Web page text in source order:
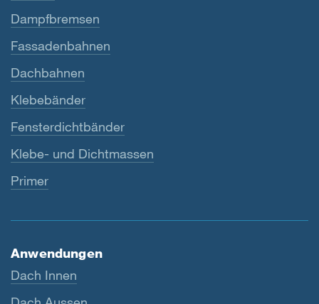
Dampfbremsen
Fassadenbahnen
Dachbahnen
Klebebänder
Fensterdichtbänder
Klebe- und Dichtmassen
Primer
Anwendungen
Dach Innen